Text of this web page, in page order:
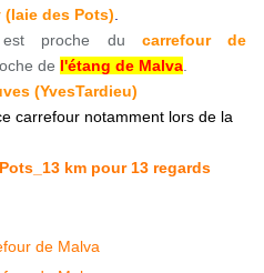
(laie des Pots)
proche du carrefour de
de l'étang de Malva
(YvesTardieu)
carrefour notamment lors de la
km pour 13 regards